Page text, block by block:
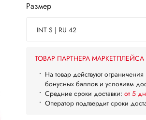
Размер
INT S | RU 42
ТОВАР ПАРТНЕРА МАРКЕТПЛЕЙСА
На товар действуют
бонусных баллов и условиям
Средние сроки доставки: от 5
Оператор подтвердит сроки